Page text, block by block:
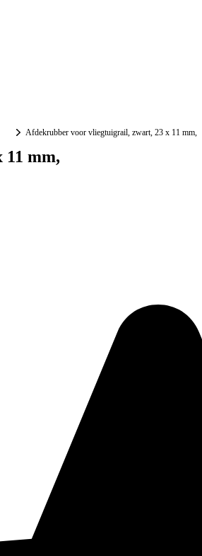
Afdekrubber voor vliegtuigrail, zwart, 23 x 11 mm,
mm,